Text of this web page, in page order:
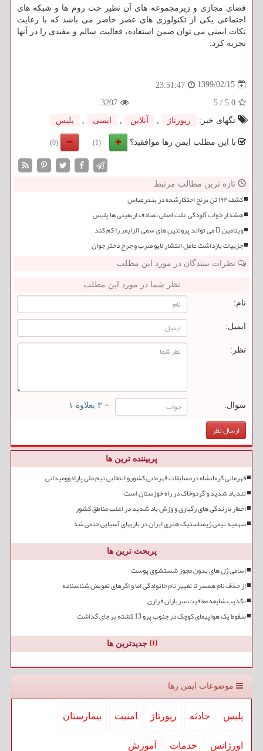
فضای مجازی و زیرمجموعه های آن نظیر چت روم ها و شبکه های
اجتماعی یکی از تکنولوژی های عصر حاضر می باشد که با رعایت
نکات ایمنی می توان ضمن استفاده، فعالیت سالم و مفیدی را در آنها
تجربه کرد.
1399/02/15
23:51:47
5.0
/
5
3207
تگهای خبر:
رپورتاژ آنلاین ایمنی پلیس
با این مطلب ایمن رها موافقید؟ (1)
(0)
تازه ترین مطالب مرتبط
کشف ۱۹۲ تن برنج احتکارشده در بندرعباس
هشدار خواب آلودگی علت اصلی تصادف اربعینی ها پلیس
ویتامین D می تواند پروتئین های سمی آلزایمر را کم کند
جزییات بازداشت عامل انتشار لایو ضرب و جرح دختر جوان
نظرات بینندگان در مورد این مطلب
نظر شما در مورد این مطلب
نام:
ایمیل:
نظر:
سوال: = ۳ بعلاوه ۱
پربیننده ترین ها
قهرمانی کرمانشاه درمسابقات قهرمانی کشورو انتخابی تیم ملی پارادوومیدانی
تندباد شدید و گردوخاک در راه خوزستان است
اخطار بارندگی های رگباری و وزش باد شدید در اغلب مناطق کشور
سهمیه تیمی ژیمناستیک هنری ایران در بازیهای آسیایی حتمی شد
پربحث ترین ها
اسامی ژل های بدون مجوز شستشوی پوست
از حذف نام همسر تا تغییر نام خانوادگی اما و اگرهای تعویض شناسنامه
تکذیب شایعه معافیت سربازان فراری
سقوط یک هواپیمای کوچک در جنوب پرو 13 کشته بر جای گذاشت
جدیدترین ها
موضوعات ایمن رها
پلیس حادثه رپورتاژ امنیت بیمارستان
اورژانس خدمات آموزش